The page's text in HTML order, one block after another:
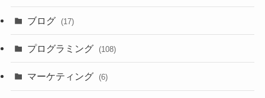
ブログ (17)
プログラミング (108)
マーケティング (6)